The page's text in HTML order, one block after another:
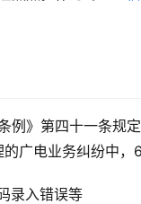
例》第四十一条规
广电业务纠纷中
录入错误等